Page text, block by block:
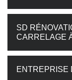
SD
CARRELAGE
ENTREPRISE